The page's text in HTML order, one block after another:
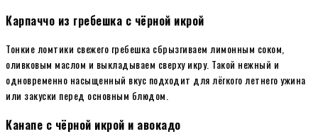
Карпаччо из гребешка с чёрной икрой
Тонкие ломтики свежего гребешка сбрызгиваем лимонным соком,
оливковым маслом и выкладываем сверху икру. Такой нежный и
одновременно насыщенный вкус подходит для лёгкого летнего ужина
или закуски перед основным блюдом.
Канапе с чёрной икрой и авокадо